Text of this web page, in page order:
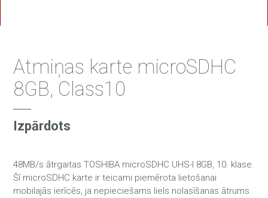
Atmiņas karte microSDHC
8GB, Class10
Izpārdots
48MB/s ātrgaitas TOSHIBA microSDHC UHS-I 8GB, 10. klase.
Šī microSDHC karte ir teicami piemērota lietošanai
mobilajās ierīcēs, ja nepieciešams liels nolasīšanas ātrums